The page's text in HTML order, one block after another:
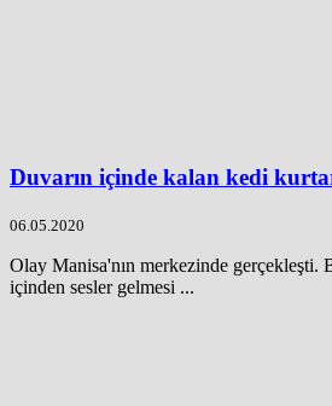
Duvarın içinde kalan kedi
06.05.2020
Olay Manisa'nın merkezinde gerçekleşti.
içinden sesler gelmesi ...